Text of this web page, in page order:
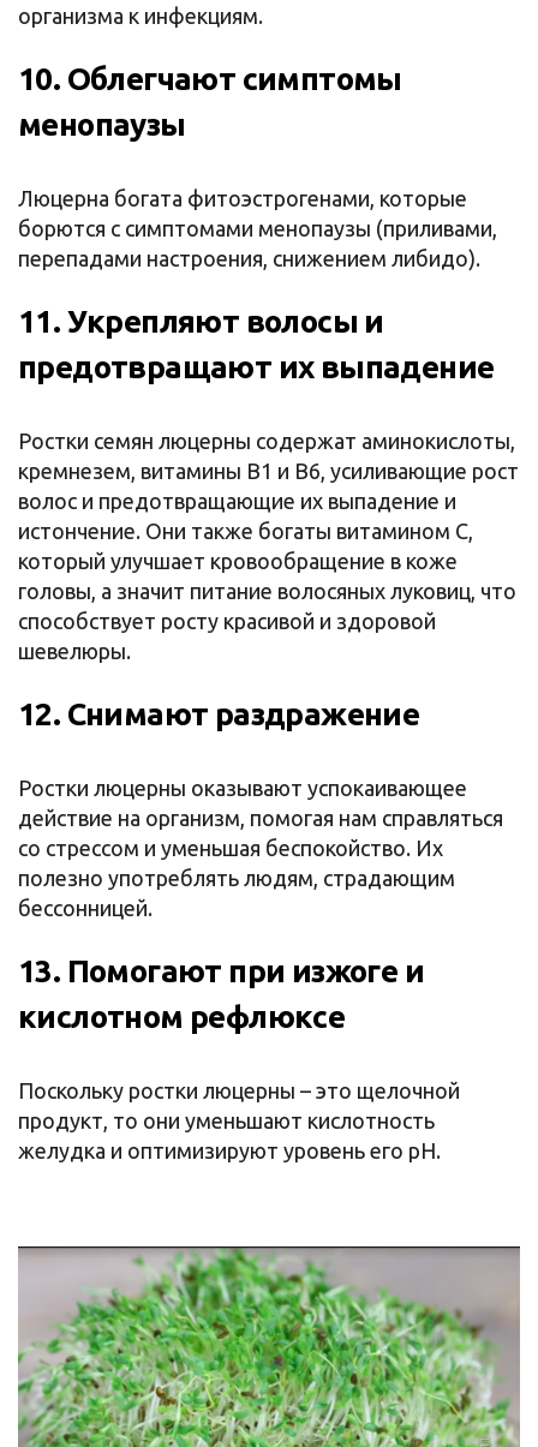
организма к инфекциям.
10. Облегчают симптомы
менопаузы
Люцерна богата фитоэстрогенами, которые
борются с симптомами менопаузы (приливами,
перепадами настроения, снижением либидо).
11. Укрепляют волосы и
предотвращают их выпадение
Ростки семян люцерны содержат аминокислоты,
кремнезем, витамины B1 и B6, усиливающие рост
волос и предотвращающие их выпадение и
истончение. Они также богаты витамином С,
который улучшает кровообращение в коже
головы, а значит питание волосяных луковиц, что
способствует росту красивой и здоровой
шевелюры.
12. Снимают раздражение
Ростки люцерны оказывают успокаивающее
действие на организм, помогая нам справляться
со стрессом и уменьшая беспокойство. Их
полезно употреблять людям, страдающим
бессонницей.
13. Помогают при изжоге и
кислотном рефлюксе
Поскольку ростки люцерны – это щелочной
продукт, то они уменьшают кислотность
желудка и оптимизируют уровень его pH.